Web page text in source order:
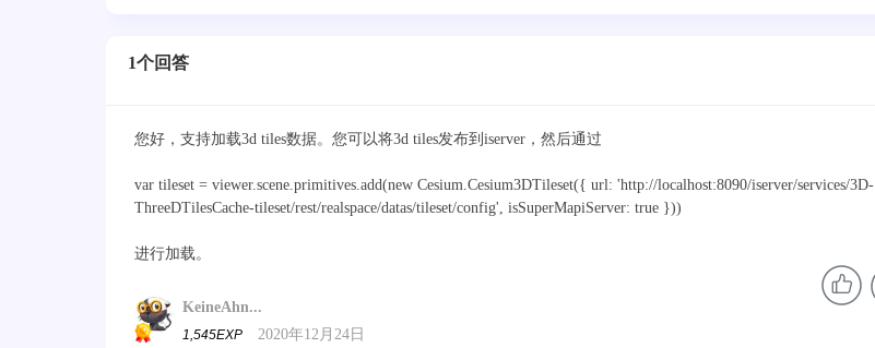
1个回答
您好，支持加载3d tiles数据。您可以将3d tiles发布到iserver，然后通过
var tileset = viewer.scene.primitives.add(new Cesium.Cesium3DTileset({ url: 'http://localhost:8090/iserver/services/3D-
ThreeDTilesCache-tileset/rest/realspace/datas/tileset/config', isSuperMapiServer: true }))
进行加载。
KeineAhn...
1,545EXP 2020年12月24日